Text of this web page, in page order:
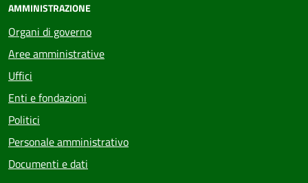
AMMINISTRAZIONE
Organi di governo
Aree amministrative
Uffici
Enti e fondazioni
Politici
Personale amministrativo
Documenti e dati